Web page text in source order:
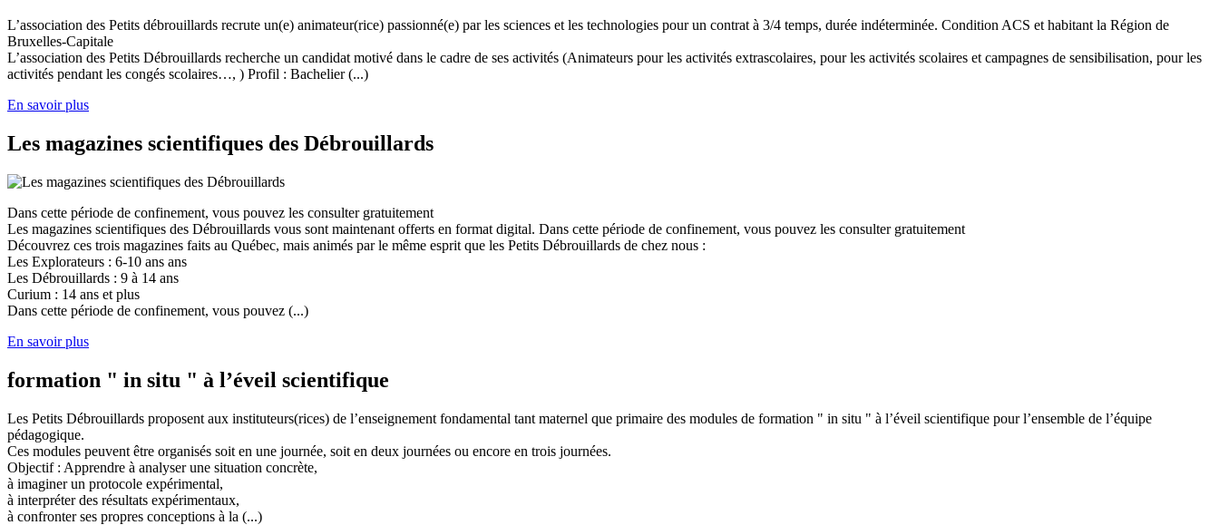
L’association des Petits débrouillards recrute un(e) animateur(rice) passionné(e) par les sciences et les technologies pour un contrat à 3/4 temps, durée indéterminée. Condition ACS et habitant la Région de
Bruxelles-Capitale
L’association des Petits Débrouillards recherche un candidat motivé dans le cadre de ses activités (Animateurs pour les activités extrascolaires, pour les activités scolaires et campagnes de sensibilisation, pour les
activités pendant les congés scolaires…, ) Profil : Bachelier (...)
En savoir plus
Les magazines scientifiques des Débrouillards
Dans cette période de confinement, vous pouvez les consulter gratuitement
Les magazines scientifiques des Débrouillards vous sont maintenant offerts en format digital. Dans cette période de confinement, vous pouvez les consulter gratuitement
Découvrez ces trois magazines faits au Québec, mais animés par le même esprit que les Petits Débrouillards de chez nous :
Les Explorateurs : 6-10 ans ans
Les Débrouillards : 9 à 14 ans
Curium : 14 ans et plus
Dans cette période de confinement, vous pouvez (...)
En savoir plus
formation " in situ " à l’éveil scientifique
Les Petits Débrouillards proposent aux instituteurs(rices) de l’enseignement fondamental tant maternel que primaire des modules de formation " in situ " à l’éveil scientifique pour l’ensemble de l’équipe
pédagogique.
Ces modules peuvent être organisés soit en une journée, soit en deux journées ou encore en trois journées.
Objectif : Apprendre à analyser une situation concrète,
à imaginer un protocole expérimental,
à interpréter des résultats expérimentaux,
à confronter ses propres conceptions à la (...)